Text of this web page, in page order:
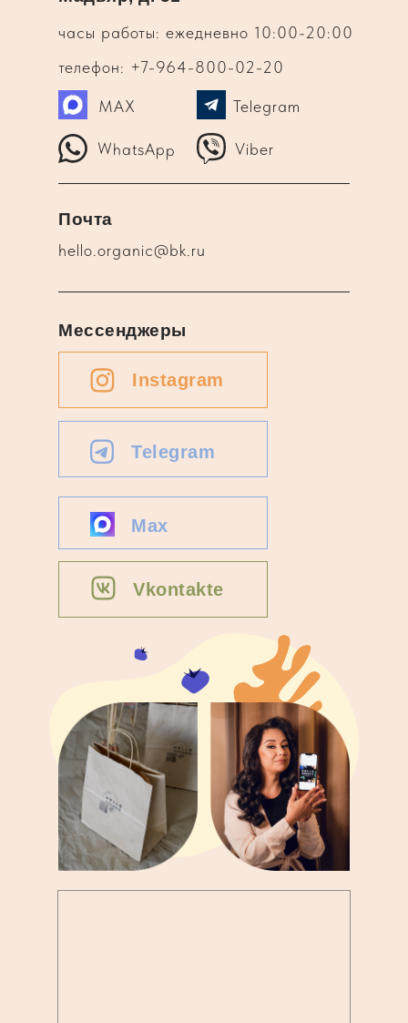
часы работы: ежедневно 10:00-20:00
телефон: +7-964-800-02-20
WhatsApp Viber
Telegram
MAX
hello.organic@bk.ru
Почта
Instagram
Telegram
Max
Vkontakte
Мессенджеры